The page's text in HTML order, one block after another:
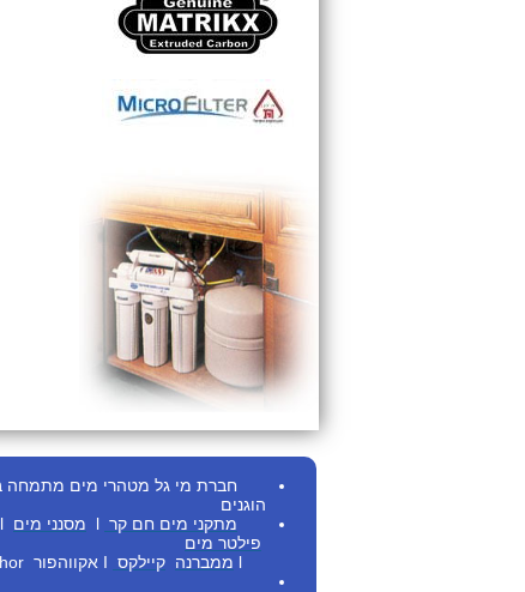
חברת מי גל מטהרי מים מתמחה
הוגנים
מתקני מים חם קר מסנני מים
פילטר מים
ממברנה קיילקס
אקווהפור Aquaphor